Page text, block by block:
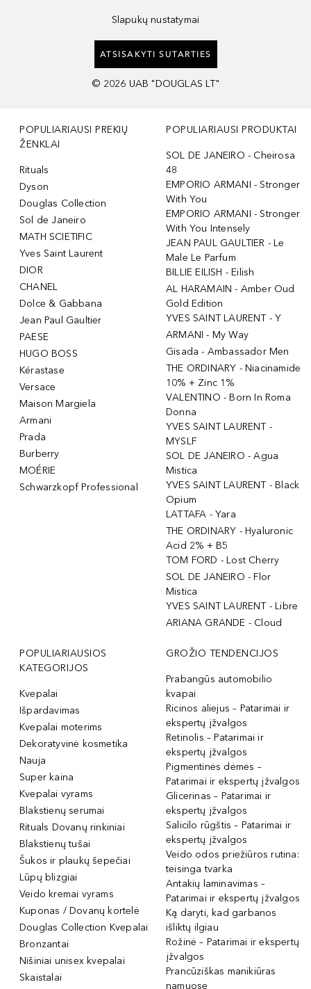
Slapukų nustatymai
ATSISAKYTI SUTARTIES
© 2026 UAB "DOUGLAS LT"
POPULIARIAUSI PREKIŲ
ŽENKLAI
Rituals
Dyson
Douglas Collection
Sol de Janeiro
MATH SCIETIFIC
Yves Saint Laurent
DIOR
CHANEL
Dolce & Gabbana
Jean Paul Gaultier
PAESE
HUGO BOSS
Kérastase
Versace
Maison Margiela
Armani
Prada
Burberry
MOÉRIE
Schwarzkopf Professional
POPULIARIAUSI PRODUKTAI
SOL DE JANEIRO - Cheirosa
48
EMPORIO ARMANI - Stronger
With You
EMPORIO ARMANI - Stronger
With You Intensely
JEAN PAUL GAULTIER - Le
Male Le Parfum
BILLIE EILISH - Eilish
AL HARAMAIN - Amber Oud
Gold Edition
YVES SAINT LAURENT - Y
ARMANI - My Way
Gisada - Ambassador Men
THE ORDINARY - Niacinamide
10% + Zinc 1%
VALENTINO - Born In Roma
Donna
YVES SAINT LAURENT -
MYSLF
SOL DE JANEIRO - Agua
Mistica
YVES SAINT LAURENT - Black
Opium
LATTAFA - Yara
THE ORDINARY - Hyaluronic
Acid 2% + B5
TOM FORD - Lost Cherry
SOL DE JANEIRO - Flor
Mistica
YVES SAINT LAURENT - Libre
ARIANA GRANDE - Cloud
POPULIARIAUSIOS
KATEGORIJOS
Kvepalai
Išpardavimas
Kvepalai moterims
Dekoratyvinė kosmetika
Nauja
Super kaina
Kvepalai vyrams
Blakstienų serumai
Rituals Dovanų rinkiniai
Blakstienų tušai
Šukos ir plaukų šepečiai
Lūpų blizgiai
Veido kremai vyrams
Kuponas / Dovanų kortelė
Douglas Collection Kvepalai
Bronzantai
Nišiniai unisex kvepalai
Skaistalai
GROŽIO TENDENCIJOS
Prabangūs automobilio
kvapai
Ricinos aliejus – Patarimai ir
ekspertų įžvalgos
Retinolis – Patarimai ir
ekspertų įžvalgos
Pigmentinės dėmės –
Patarimai ir ekspertų įžvalgos
Glicerinas – Patarimai ir
ekspertų įžvalgos
Salicilo rūgštis – Patarimai ir
ekspertų įžvalgos
Veido odos priežiūros rutina:
teisinga tvarka
Antakių laminavimas –
Patarimai ir ekspertų įžvalgos
Ką daryti, kad garbanos
išliktų ilgiau
Rožinė – Patarimai ir ekspertų
įžvalgos
Prancūziškas manikiūras
namuose